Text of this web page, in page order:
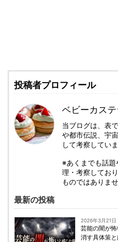
投稿者プロフィール
ベビーカステ
当ブログは、表
や都市伝説、宇
して考察していま
※あくまでも話
理・考察してお
ものではありませ
最新の投稿
2026年3月21日
芸能の闇が
消す具体策と